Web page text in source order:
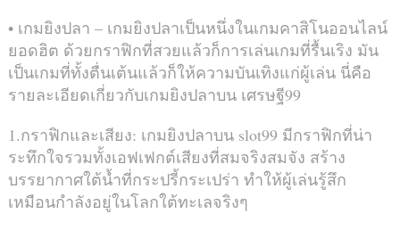
• เกมยิงปลา – เกมยิงปลาเป็นหนึ่งในเกมคาสิโนออนไลน์
ยอดฮิต ด้วยกราฟิกที่สวยแล้วก็การเล่นเกมที่รื้นเริง มัน
เป็นเกมที่ทั้งตื่นเต้นแล้วก็ให้ความบันเทิงแก่ผู้เล่น นี่คือ
รายละเอียดเกี่ยวกับเกมยิงปลาบน เศรษฐี99
1.กราฟิกและเสียง: เกมยิงปลาบน slot99 มีกราฟิกที่น่า
ระทึกใจรวมทั้งเอฟเฟกต์เสียงที่สมจริงสมจัง สร้าง
บรรยากาศใต้น้ำที่กระปรี้กระเปร่า ทำให้ผู้เล่นรู้สึก
เหมือนกำลังอยู่ในโลกใต้ทะเลจริงๆ